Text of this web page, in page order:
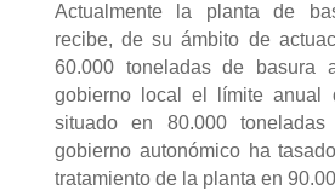
Actualmente la planta de
recibe, de su ámbito de
60.000 toneladas de basura
gobierno local el límite anual
situado en 80.000
gobierno autonómico ha
tratamiento de la planta en